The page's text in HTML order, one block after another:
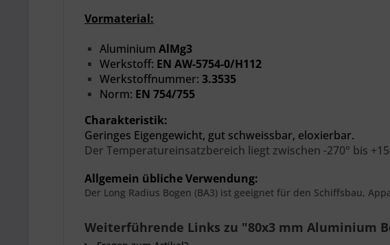
Vormaterial:
Aluminium AlMg3
Werkstoff: EN AW-5754-0/H112
Werkstoffnummer: 3.3535
Norm: EN 754/755
Charakteristik:
Geringes Eigengewicht, gut schweissbar, eloxierbar.
Der Temperatureinsatzbereich liegt zwischen -270° bis
Allgemein übliche Verwendung:
Der Long Radius Bogen (BA3) ist geeignet für den Schiffsbau,
Weiterführende Links zu "80x3 mm Aluminium